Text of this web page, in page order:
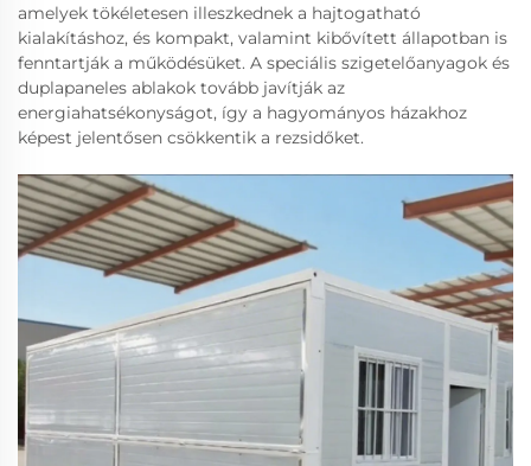
amelyek tökéletesen illeszkednek a hajtogatható
kialakításhoz, és kompakt, valamint kibővített állapotban is
fenntartják a működésüket. A speciális szigetelőanyagok és
duplapaneles ablakok tovább javítják az
energiahatsékonyságot, így a hagyományos házakhoz
képest jelentősen csökkentik a rezsidőket.